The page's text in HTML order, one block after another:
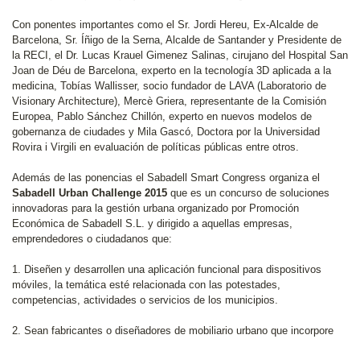
Con ponentes importantes como el Sr. Jordi Hereu, Ex-Alcalde de
Barcelona, Sr. Íñigo de la Serna, Alcalde de Santander y Presidente de
la RECI, el Dr. Lucas Krauel Gimenez Salinas, cirujano del Hospital San
Joan de Déu de Barcelona, experto en la tecnología 3D aplicada a la
medicina, Tobías Wallisser, socio fundador de LAVA (Laboratorio de
Visionary Architecture), Mercè Griera, representante de la Comisión
Europea, Pablo Sánchez Chillón, experto en nuevos modelos de
gobernanza de ciudades y Mila Gascó, Doctora por la Universidad
Rovira i Virgili en evaluación de políticas públicas entre otros.
Además de las ponencias el Sabadell Smart Congress organiza el
Sabadell Urban Challenge 2015 que es un concurso de soluciones
innovadoras para la gestión urbana organizado por Promoción
Económica de Sabadell S.L. y dirigido a aquellas empresas,
emprendedores o ciudadanos que:
1. Diseñen y desarrollen una aplicación funcional para dispositivos
móviles, la temática esté relacionada con las potestades,
competencias, actividades o servicios de los municipios.
2. Sean fabricantes o diseñadores de mobiliario urbano que incorpore